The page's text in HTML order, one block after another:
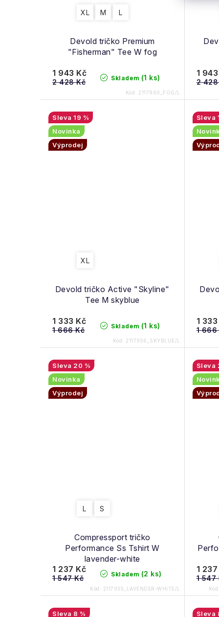
Devold tričko Premium
"Fisherman" Tee W fog
XL M L
Skladem (1 ks)
1 943 Kč
2 428 Kč
Kód: 2117960_FOG/L
1
2 428
Devold tričko Active "Skyline"
Tee M skyblue
19 %
Novinka
Výprodej
XL
Skladem (1 ks)
1 333 Kč
1 666 Kč
Kód: 2117956_SKYBLUE/L
1
1 666
Compressport tričko
Performance Ss Tshirt W
lavender-white
20 %
Novinka
Výprodej
L S
Skladem (2 ks)
1 237 Kč
1 547 Kč
Kód: 2117935_LAVENDER-WHITE/L
1
1 547
Kód:
8 %